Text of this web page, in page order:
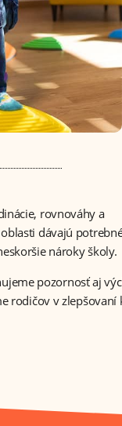
rovnováhy a
dávajú
nároky školy.
pozornosť aj
rodičov v zlepšovaní